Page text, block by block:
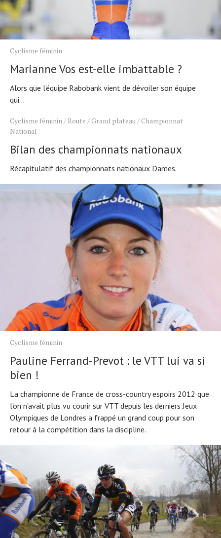
Cyclisme féminin
Marianne Vos est-elle imbattable ?
Alors que l’équipe Rabobank vient de dévoiler son équipe
qui...
Cyclisme féminin/ Route / Grand plateau/ Championnat
National
Bilan des championnats nationaux
Récapitulatif des championnats nationaux Dames.
Cyclisme féminin
Pauline Ferrand-Prevot : le VTT lui va si
bien !
La championne de France de cross-country espoirs 2012 que
l'on n'avait plus vu courir sur VTT depuis les derniers Jeux
Olympiques de Londres a frappé un grand coup pour son
retour à la compétition dans la discipline.